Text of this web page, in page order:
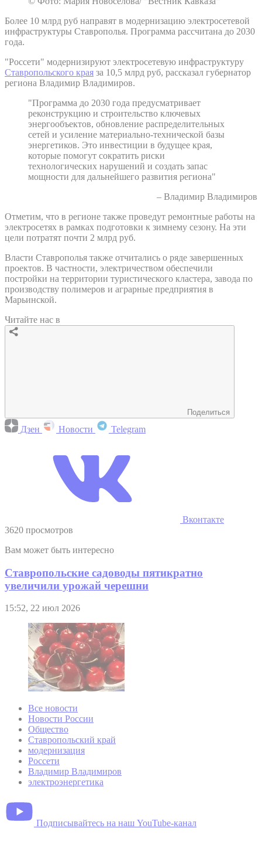
Более 10 млрд руб направят в модернизацию электросетевой
инфраструктуры Ставрополья. Программа рассчитана до 2030
года.
"Россети" модернизируют электросетевую инфраструктуру
Ставропольского края за 10,5 млрд руб, рассказал губернатор
региона Владимир Владимиров.
"Программа до 2030 года предусматривает
реконструкцию и строительство ключевых
энергообъектов, обновление распределительных
сетей и усиление материально-технической базы
энергетиков. Это инвестиции в будущее края,
которые помогут сократить риски
технологических нарушений и создать запас
мощности для дальнейшего развития региона"
– Владимир Владимиров
Отметим, что в регионе также проведут ремонтные работы на
электросетях в рамках подготовки к зимнему сезону. На эти
цели потратят почти 2 млрд руб.
Власти Ставрополья также отчитались о ряде завершенных
проектов. В частности, электричеством обеспечили
постройки на территории туристического кластера, завода по
производству полимеров и аграрные предприятия в
Марьинской.
Читайте нас в
Поделиться
Дзен Новости Telegram
Вконтакте
3620 просмотров
Вам может быть интересно
Ставропольские садоводы пятикратно
увеличили урожай черешни
15:52, 22 июл 2026
Все новости
Новости России
Общество
Ставропольский край
модернизация
Россети
Владимир Владимиров
электроэнергетика
Подписывайтесь на наш YouTube-канал